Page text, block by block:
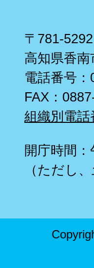
〒781-
高知県香
電話番号
FAX：
組織別電話
開庁時間
（ただし